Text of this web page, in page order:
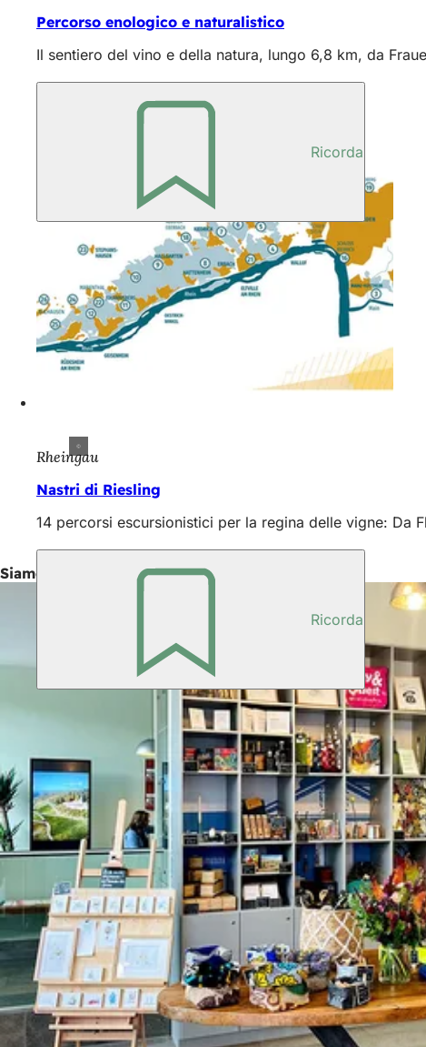
Percorso enologico e naturalistico
Il sentiero del vino e della natura, lungo 6,8 km, da
Ricorda
Rheingau
Nastri di Riesling
14 percorsi escursionistici per la regina delle vigne: Da
Ricorda
Siamo lieti di consigliarvi